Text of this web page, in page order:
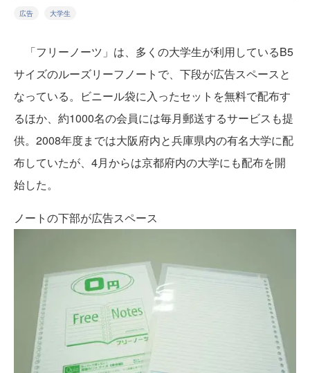
広告 大学生
「フリーノーツ」は、多くの大学生が利用しているB5
サイズのルーズリーフノートで、下段が広告スペースと
なっている。ビニール袋に入ったセットを無料で配布す
るほか、約1000名の会員には毎月郵送するサービスも提
供。2008年度までは大阪府内と兵庫県内の有名大学に配
布していたが、4月からは京都府内の大学にも配布を開
始した。
ノートの下部が広告スペース